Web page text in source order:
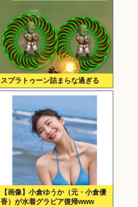
スプラトゥーン詰まらな過ぎる
【画像】小倉ゆうか（元・小倉優
香）が水着グラビア復帰www